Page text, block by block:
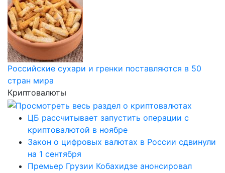
Российские сухари и гренки поставляются в 50
стран мира
Криптовалюты
ЦБ рассчитывает запустить операции с
криптовалютой в ноябре
Закон о цифровых валютах в России сдвинули
на 1 сентября
Премьер Грузии Кобахидзе анонсировал